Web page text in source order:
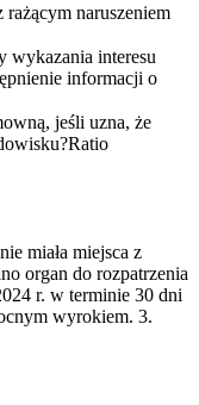
rażącym naruszeniem
wykazania interesu
informacji o
jeśli uzna, że
Ratio
miała miejsca z
organ do rozpatrzenia
r. w terminie 30 dni
wyrokiem. 3.